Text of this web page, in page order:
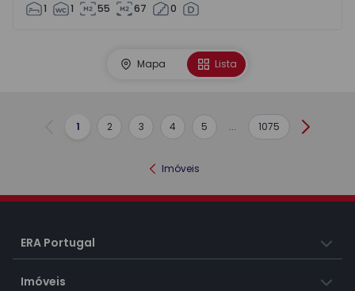
1 1 55 67 0
Mapa Lista
Anterior
1 2 3 4 5 ... 1075
Imóveis
ERA Portugal
Imóveis